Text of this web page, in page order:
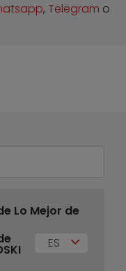
,Telegram o
Lo Mejor de
ES